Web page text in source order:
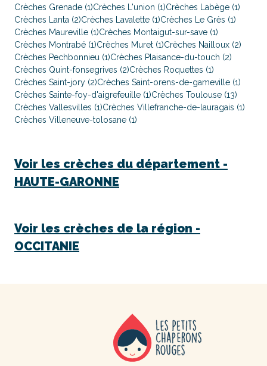
Crèches Grenade (1)Crèches L'union (1)Crèches Labège (1)
Crèches Lanta (2)Crèches Lavalette (1)Crèches Le Grès (1)
Crèches Maureville (1)Crèches Montaigut-sur-save (1)
Crèches Montrabé (1)Crèches Muret (1)Crèches Nailloux (2)
Crèches Pechbonnieu (1)Crèches Plaisance-du-touch (2)
Crèches Quint-fonsegrives (2)Crèches Roquettes (1)
Crèches Saint-jory (2)Crèches Saint-orens-de-gameville (1)
Crèches Sainte-foy-d'aigrefeuille (1)Crèches Toulouse (13)
Crèches Vallesvilles (1)Crèches Villefranche-de-lauragais (1)
Crèches Villeneuve-tolosane (1)
Voir les crèches du département -
HAUTE-GARONNE
Voir les crèches de la région -
OCCITANIE